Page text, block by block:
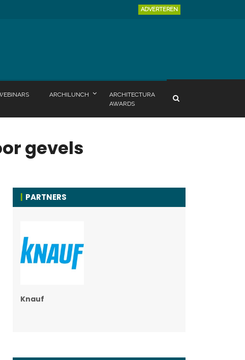
ADVERTEREN
ARCHILUNCH
ARCHITECTURA
AWARDS
gevels
PARTNERS
Knauf